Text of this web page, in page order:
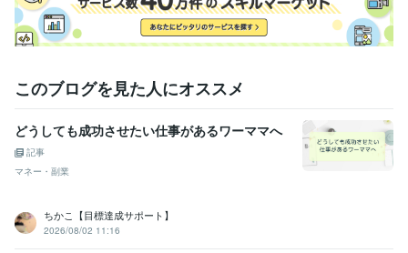
このブログを見た人にオススメ
どうしても成功させたい仕事があるワーママへ
記事
マネー・副業
ちかこ【目標達成サポート】
2026/08/02 11:16